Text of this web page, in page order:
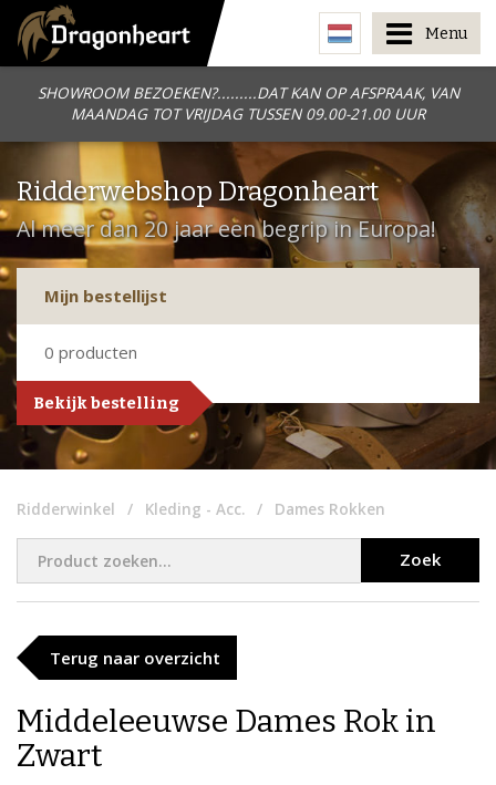
SHOWROOM BEZOEKEN?.........DAT KAN OP AFSPRAAK, VAN
MAANDAG TOT VRIJDAG TUSSEN 09.00-21.00 UUR
Menu
Ridderwebshop Dragonheart
Al meer dan 20 jaar een begrip in Europa!
Mijn bestellijst
0 producten
Bekijk bestelling
Ridderwinkel Kleding - Acc. Dames Rokken
Zoek
Terug naar overzicht
Middeleeuwse Dames Rok in
Zwart